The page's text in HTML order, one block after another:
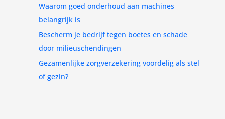
Waarom goed onderhoud aan machines
belangrijk is
Bescherm je bedrijf tegen boetes en schade
door milieuschendingen
Gezamenlijke zorgverzekering voordelig als stel
of gezin?